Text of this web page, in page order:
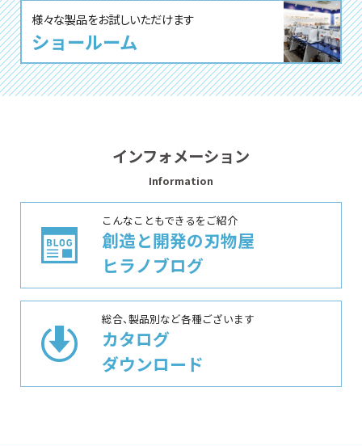
様々な製品をお試しいただけます
ショールーム
インフォメーション
Information
こんなこともできるをご紹介
創造と開発の刃物屋
ヒラノブログ
総合、製品別など各種ございます
カタログ
ダウンロード